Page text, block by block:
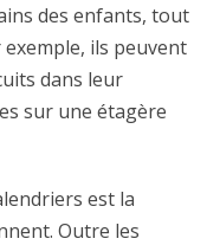
des enfants, tout
ils peuvent
dans leur
sur une étagère
est la
Outre les